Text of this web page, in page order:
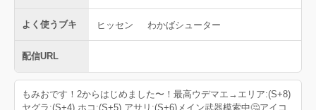
よく使うブキ ヒッセン わかばシューター
配信URL
もみおです！2からはじめました〜！最高ウデマエ→エリア:(S+8)
ヤグラ:(S+4) ホコ:(S+5) アサリ:(S+6)メイン武器模索中🤔アイコ